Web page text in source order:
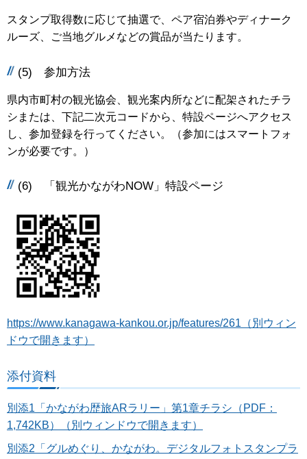
スタンプ取得数に応じて抽選で、ペア宿泊券やディナーク
ルーズ、ご当地グルメなどの賞品が当たります。
(5) 参加方法
県内市町村の観光協会、観光案内所などに配架されたチラ
シまたは、下記二次元コードから、特設ページへアクセス
し、参加登録を行ってください。（参加にはスマートフォ
ンが必要です。）
(6) 「観光かながわNOW」特設ページ
https://www.kanagawa-kankou.or.jp/features/261（別ウィン
ドウで開きます）
添付資料
別添1「かながわ歴旅ARラリー」第1章チラシ（PDF：
1,742KB）（別ウィンドウで開きます）
別添2「グルめぐり、かながわ。デジタルフォトスタンプラ